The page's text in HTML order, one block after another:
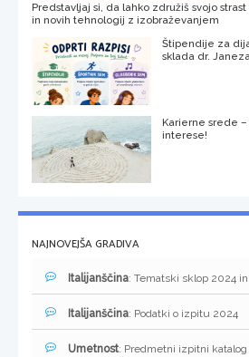
Predstavljaj si, da lahko združiš svojo
in novih tehnologij z izobraževanjem
Štipendije za
sklada dr.
Karierne srede
interese!
NAJNOVEJŠA GRADIVA
Italijanščina: Tematski sklop 2024
Italijanščina: Podatki o izpitu 2024
Umetnost: Predmetni izpitni